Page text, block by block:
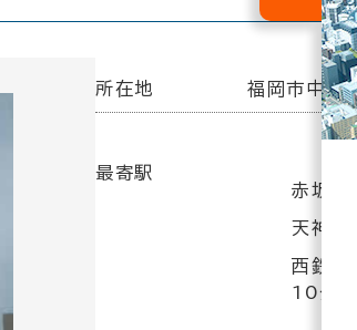
所在地 福岡市中
最寄駅
赤坂
天神
西鉄
10分